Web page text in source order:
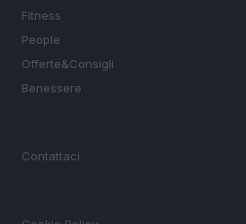
Fitness
People
Offerte&Consigli
Benessere
Contattaci